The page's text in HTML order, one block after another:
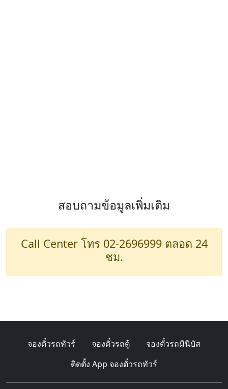
สอบถามข้อมูลเพิ่มเติม
Call Center โทร 02-2696999 ตลอด 24
ชม.
จองตั๋วรถทัวร์ จองตั๋วรถตู้
จองตั๋วรถมินิบัส
ติดตั้ง App จองตั๋วรถทัวร์